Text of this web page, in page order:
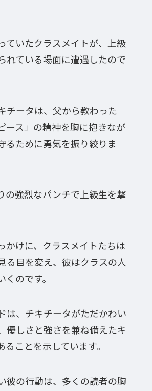
ていたクラスメイトが、上級
れている場面に遭遇したので
チータは、父から教わった
ース」の精神を胸に抱きなが
るために勇気を振り絞りま
の強烈なパンチで上級生を撃
かけに、クラスメイトたちは
る目を変え、彼はクラスの人
のです。
は、チキチータがただかわい
優しさと強さを兼ね備えたキ
ることを示しています。
彼の行動は、多くの読者の胸